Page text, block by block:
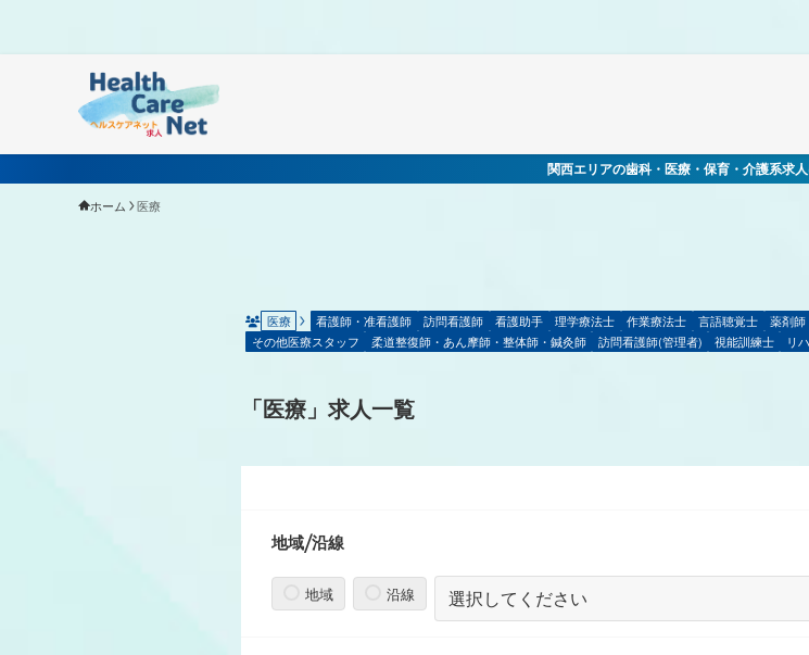
関西エリアの歯科・医療・保育・介護系求
ホーム 医療
医療 看護師・准看護師 訪問看護師 看護助手 理学療法士 作業療法士 言語聴覚士 薬剤師
その他医療スタッフ
柔道整復師・あん摩師・整体師・鍼灸師 訪問看護師(管理者) 視能訓練士 リ
「医療」求人一覧
地域/沿線
地域 沿線